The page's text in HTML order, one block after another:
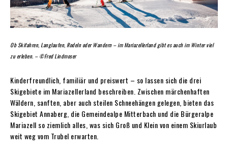
Ob Skifahren, Langlaufen, Rodeln oder Wandern – im Mariazellerland gibt es auch im Winter viel
zu erleben. – ©Fred Lindmoser
Kinderfreundlich, familiär und preiswert – so lassen sich die drei
Skigebiete im Mariazellerland beschreiben. Zwischen märchenhaften
Wäldern, sanften, aber auch steilen Schneehängen gelegen, bieten das
Skigebiet Annaberg, die Gemeindealpe Mitterbach und die Bürgeralpe
Mariazell so ziemlich alles, was sich Groß und Klein von einem Skiurlaub
weit weg vom Trubel erwarten.